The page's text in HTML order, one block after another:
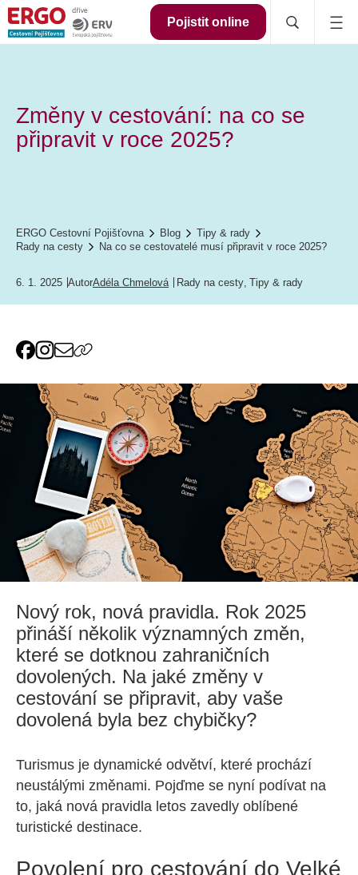
Pojistit online
Změny v cestování: na co se
připravit v roce 2025?
ERGO Cestovní Pojišťovna Blog
Tipy & rady
Rady na cesty
Na co se cestovatelé musí připravit v roce 2025?
6. 1. 2025 AutorAdéla Chmelová Rady na cesty, Tipy & rady
Nový rok, nová pravidla. Rok 2025
přináší několik významných změn,
které se dotknou zahraničních
dovolených. Na jaké změny v
cestování se připravit, aby vaše
dovolená byla bez chybičky?
Turismus je dynamické odvětví, které prochází
neustálými změnami. Pojďme se nyní podívat na
to, jaká nová pravidla letos zavedly oblíbené
turistické destinace.
Povolení pro cestování do Velké